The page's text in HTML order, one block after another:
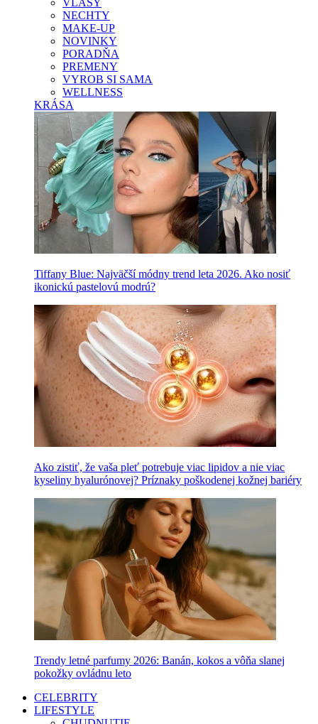
VLASY
NECHTY
MAKE-UP
NOVINKY
PORADŇA
PREMENY
VYROB SI SAMA
WELLNESS
KRÁSA
Tiffany Blue: Najväčší módny trend leta 2026. Ako nosiť
ikonickú pastelovú modrú?
Ako zistiť, že vaša pleť potrebuje viac lipidov a nie viac
kyseliny hyalurónovej? Príznaky poškodenej kožnej bariéry
Trendy letné parfumy 2026: Banán, kokos a vôňa slanej
pokožky ovládnu leto
CELEBRITY
LIFESTYLE